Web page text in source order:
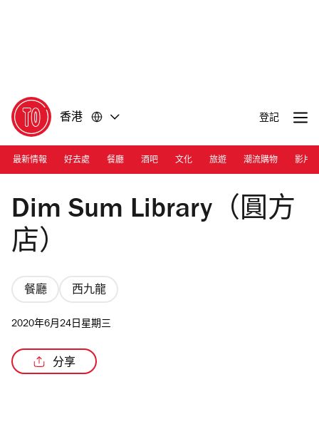
香港 登記
最新情報 好去處 餐廳 酒吧 文化 旅遊 潮流購物 影片
Photograph: Courtesy Dim Sum Library
Dim Sum Library（圓方
店）
餐廳 西九龍
2020年6月24日星期三
分享